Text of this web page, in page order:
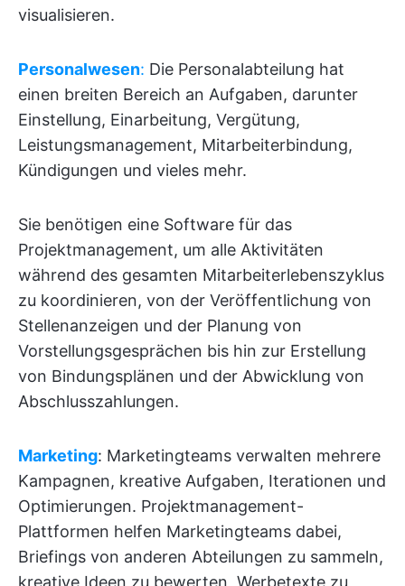
visualisieren.
Personalwesen: Die Personalabteilung hat
einen breiten Bereich an Aufgaben, darunter
Einstellung, Einarbeitung, Vergütung,
Leistungsmanagement, Mitarbeiterbindung,
Kündigungen und vieles mehr.
Sie benötigen eine Software für das
Projektmanagement, um alle Aktivitäten
während des gesamten Mitarbeiterlebenszyklus
zu koordinieren, von der Veröffentlichung von
Stellenanzeigen und der Planung von
Vorstellungsgesprächen bis hin zur Erstellung
von Bindungsplänen und der Abwicklung von
Abschlusszahlungen.
Marketing: Marketingteams verwalten mehrere
Kampagnen, kreative Aufgaben, Iterationen und
Optimierungen. Projektmanagement-
Plattformen helfen Marketingteams dabei,
Briefings von anderen Abteilungen zu sammeln,
kreative Ideen zu bewerten, Werbetexte zu